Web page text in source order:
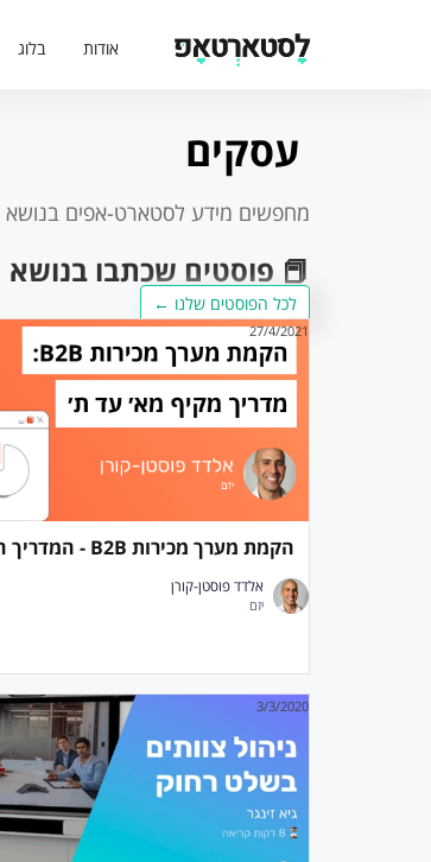
אודות בלוג
עסקים
מחפשים מידע לסטארט-אפים בנושא
📕 פוסטים שכתבו בנושא
לכל הפוסטים שלנו ←
הקמת מערך מכירות B2B - המדריך המלא
אלדד פוסטן-קורן
יזם
27/4/2021
3/3/2020